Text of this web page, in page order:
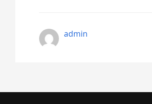
admin